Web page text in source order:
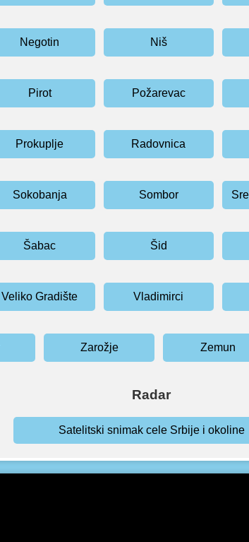
Negotin Niš
Pirot Požarevac
Prokuplje Radovnica
Sokobanja Sombor
Šabac Šid
Veliko Gradište Vladimirci
Zarožje Zemun
Radar
Satelitski snimak cele Srbije i okoline